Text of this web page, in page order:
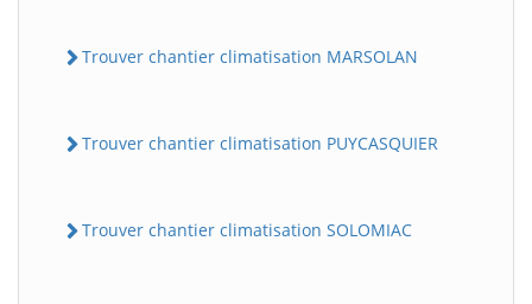
Trouver chantier climatisation MARSOLAN
Trouver chantier climatisation PUYCASQUIER
Trouver chantier climatisation SOLOMIAC